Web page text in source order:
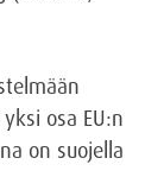
osa EU:n
on suojella